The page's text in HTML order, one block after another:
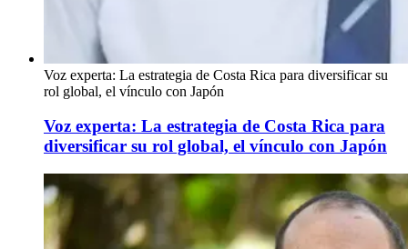
Voz experta: La estrategia de Costa Rica para diversificar su
rol global, el vínculo con Japón
Voz experta: La estrategia de Costa Rica para
diversificar su rol global, el vínculo con Japón